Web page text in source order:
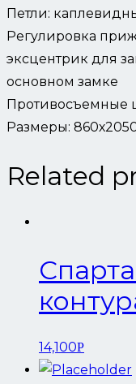
Петли:
Регулировка
эксцентрик для
основном замке
Противосъемные
Размеры:
Related
14,100Р